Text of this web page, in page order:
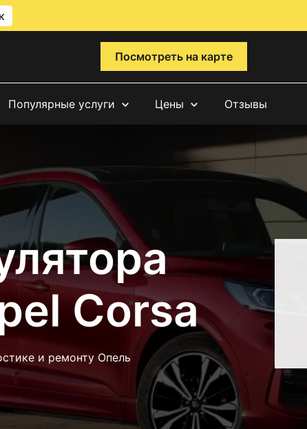
Посмотреть на карте
Популярные услуги Цены Отзывы
Corsa
и ремонту Опель